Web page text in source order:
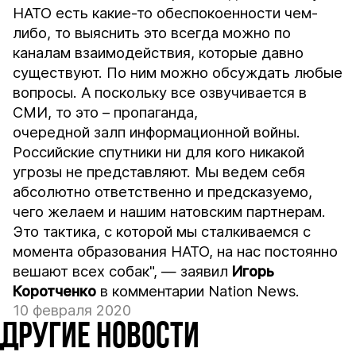
НАТО есть какие-то обеспокоенности чем-
либо, то выяснить это всегда можно по
каналам взаимодействия, которые давно
существуют. По ним можно обсуждать любые
вопросы. А поскольку все озвучивается в
СМИ, то это – пропаганда,
очередной залп информационной войны.
Российские спутники ни для кого никакой
угрозы не представляют. Мы ведем себя
абсолютно ответственно и предсказуемо,
чего желаем и нашим натовским партнерам.
Это тактика, с которой мы сталкиваемся с
момента образования НАТО, на нас постоянно
вешают всех собак", — заявил Игорь
Коротченко в комментарии Nation News.
10 февраля 2020
ДРУГИЕ НОВОСТИ